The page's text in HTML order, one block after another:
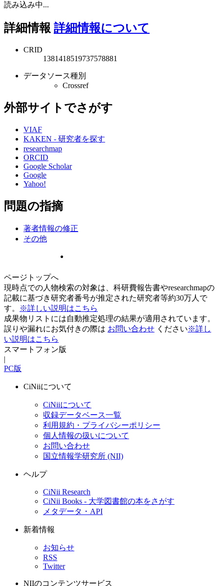
読み込み中...
詳細情報 詳細情報について
CRID
1381418519737578881
データソース種別
Crossref
外部サイトでさがす
VIAF
KAKEN - 研究者を探す
researchmap
ORCID
Google Scholar
Google
Yahoo!
問題の指摘
著者情報の修正
その他
ページトップへ
現時点での人物検索の対象は、科研費報告書やresearchmapの
記載に基づき研究者番号が推定された研究者等約30万人で
す。
※詳しい説明はこちら
成果物リストには自動推定処理の結果が適用されています。
誤りや漏れにお気付きの際は お問い合わせ ください※詳し
い説明はこちら
スマートフォン版
|
PC版
CiNiiについて
CiNiiについて
収録データベース一覧
利用規約・プライバシーポリシー
個人情報の扱いについて
お問い合わせ
国立情報学研究所 (NII)
ヘルプ
CiNii Research
CiNii Books - 大学図書館の本をさがす
メタデータ・API
新着情報
お知らせ
RSS
Twitter
NIIのコンテンツサービス